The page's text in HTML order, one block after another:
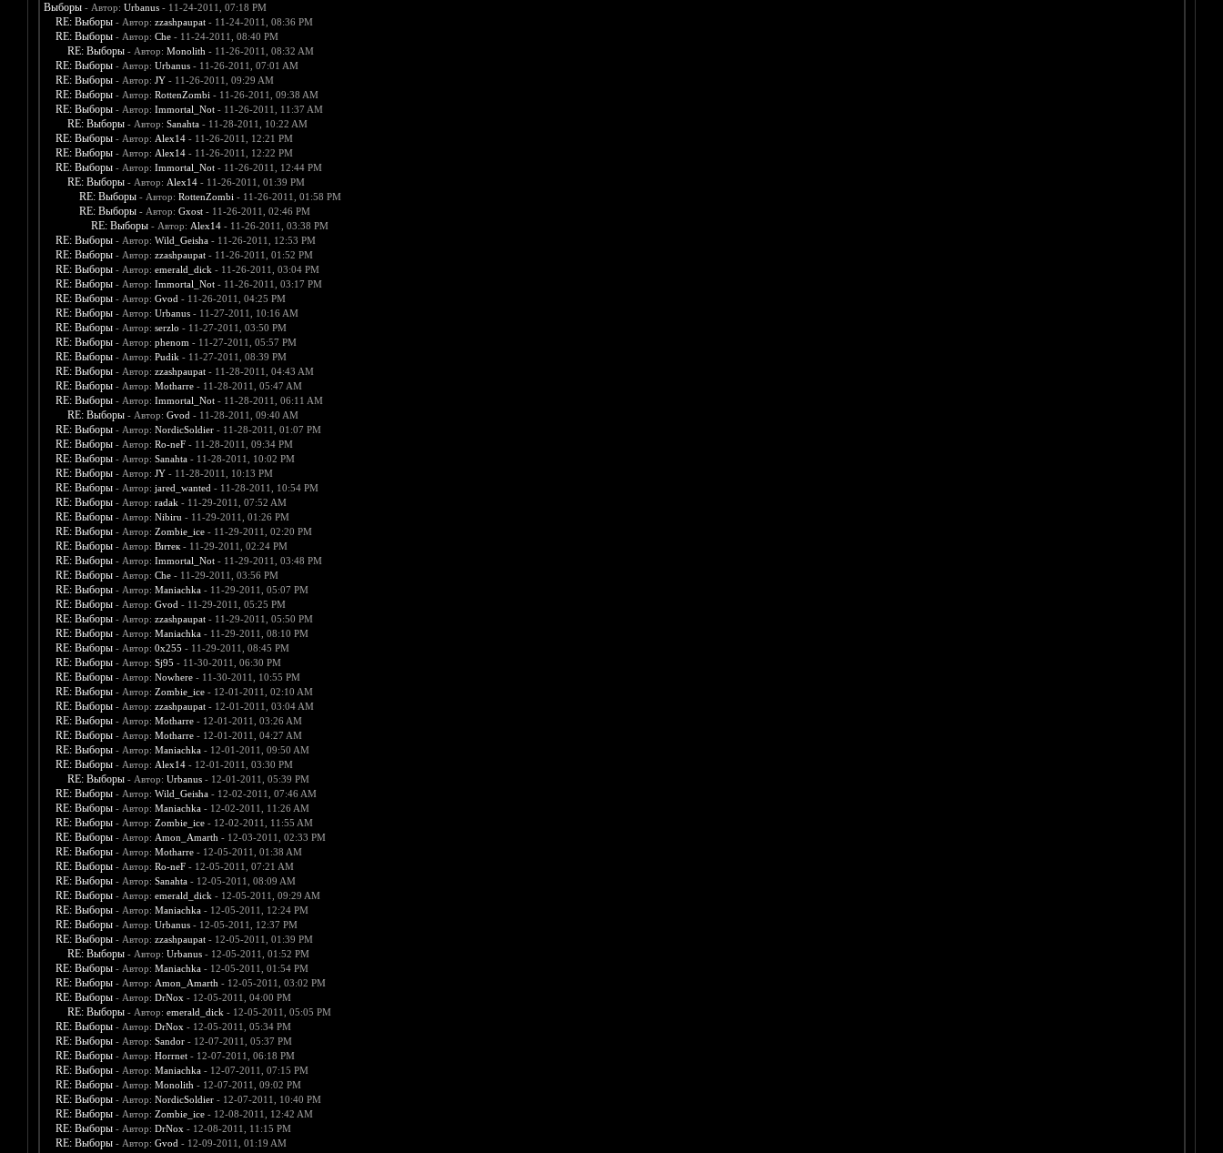
Выборы - Автор: Urbanus- 11-24-2011, 07:18 PM
RE: Выборы - Автор: zzashpaupat- 11-24-2011, 08:36 PM
RE: Выборы - Автор: Che- 11-24-2011, 08:40 PM
RE: Выборы - Автор: Monolith - 11-26-2011, 08:32 AM
RE: Выборы - Автор: Urbanus- 11-26-2011, 07:01 AM
RE: Выборы - Автор: JY- 11-26-2011, 09:29 AM
RE: Выборы - Автор: RottenZombi - 11-26-2011, 09:38 AM
RE: Выборы - Автор: Immortal_Not- 11-26-2011, 11:37 AM
RE: Выборы - Автор: Sanahta- 11-28-2011, 10:22 AM
RE: Выборы - Автор: Alex14- 11-26-2011, 12:21 PM
RE: Выборы - Автор: Alex14- 11-26-2011, 12:22 PM
RE: Выборы - Автор: Immortal_Not- 11-26-2011, 12:44 PM
RE: Выборы - Автор: Alex14- 11-26-2011, 01:39 PM
RE: Выборы - Автор: RottenZombi - 11-26-2011, 01:58 PM
RE: Выборы - Автор: Gxost- 11-26-2011, 02:46 PM
RE: Выборы - Автор: Alex14- 11-26-2011, 03:38 PM
RE: Выборы - Автор: Wild_Geisha- 11-26-2011, 12:53 PM
RE: Выборы - Автор: zzashpaupat- 11-26-2011, 01:52 PM
RE: Выборы - Автор: emerald_dick - 11-26-2011, 03:04 PM
RE: Выборы - Автор: Immortal_Not- 11-26-2011, 03:17 PM
RE: Выборы - Автор: Gvod - 11-26-2011, 04:25 PM
RE: Выборы - Автор: Urbanus- 11-27-2011, 10:16 AM
RE: Выборы - Автор: serzlo - 11-27-2011, 03:50 PM
RE: Выборы - Автор: phenom - 11-27-2011, 05:57 PM
RE: Выборы - Автор: Pudik - 11-27-2011, 08:39 PM
RE: Выборы - Автор: zzashpaupat- 11-28-2011, 04:43 AM
RE: Выборы - Автор: Motharre- 11-28-2011, 05:47 AM
RE: Выборы - Автор: Immortal_Not- 11-28-2011, 06:11 AM
RE: Выборы - Автор: Gvod - 11-28-2011, 09:40 AM
RE: Выборы - Автор: NordicSoldier- 11-28-2011, 01:07 PM
RE: Выборы - Автор: Ro-neF- 11-28-2011, 09:34 PM
RE: Выборы - Автор: Sanahta- 11-28-2011, 10:02 PM
RE: Выборы - Автор: JY- 11-28-2011, 10:13 PM
RE: Выборы - Автор: jared_wanted - 11-28-2011, 10:54 PM
RE: Выборы - Автор: radak - 11-29-2011, 07:52 AM
RE: Выборы - Автор: Nibiru - 11-29-2011, 01:26 PM
RE: Выборы - Автор: Zombie_ice- 11-29-2011, 02:20 PM
RE: Выборы - Автор: Витек- 11-29-2011, 02:24 PM
RE: Выборы - Автор: Immortal_Not- 11-29-2011, 03:48 PM
RE: Выборы - Автор: Che- 11-29-2011, 03:56 PM
RE: Выборы - Автор: Maniachka- 11-29-2011, 05:07 PM
RE: Выборы - Автор: Gvod - 11-29-2011, 05:25 PM
RE: Выборы - Автор: zzashpaupat- 11-29-2011, 05:50 PM
RE: Выборы - Автор: Maniachka- 11-29-2011, 08:10 PM
RE: Выборы - Автор: 0х255 - 11-29-2011, 08:45 PM
RE: Выборы - Автор: Sj95 - 11-30-2011, 06:30 PM
RE: Выборы - Автор: Nowhere- 11-30-2011, 10:55 PM
RE: Выборы - Автор: Zombie_ice- 12-01-2011, 02:10 AM
RE: Выборы - Автор: zzashpaupat- 12-01-2011, 03:04 AM
RE: Выборы - Автор: Motharre- 12-01-2011, 03:26 AM
RE: Выборы - Автор: Motharre- 12-01-2011, 04:27 AM
RE: Выборы - Автор: Maniachka- 12-01-2011, 09:50 AM
RE: Выборы - Автор: Alex14- 12-01-2011, 03:30 PM
RE: Выборы - Автор: Urbanus- 12-01-2011, 05:39 PM
RE: Выборы - Автор: Wild_Geisha- 12-02-2011, 07:46 AM
RE: Выборы - Автор: Maniachka- 12-02-2011, 11:26 AM
RE: Выборы - Автор: Zombie_ice- 12-02-2011, 11:55 AM
RE: Выборы - Автор: Amon_Amarth - 12-03-2011, 02:33 PM
RE: Выборы - Автор: Motharre- 12-05-2011, 01:38 AM
RE: Выборы - Автор: Ro-neF- 12-05-2011, 07:21 AM
RE: Выборы - Автор: Sanahta- 12-05-2011, 08:09 AM
RE: Выборы - Автор: emerald_dick - 12-05-2011, 09:29 AM
RE: Выборы - Автор: Maniachka- 12-05-2011, 12:24 PM
RE: Выборы - Автор: Urbanus- 12-05-2011, 12:37 PM
RE: Выборы - Автор: zzashpaupat- 12-05-2011, 01:39 PM
RE: Выборы - Автор: Urbanus- 12-05-2011, 01:52 PM
RE: Выборы - Автор: Maniachka- 12-05-2011, 01:54 PM
RE: Выборы - Автор: Amon_Amarth - 12-05-2011, 03:02 PM
RE: Выборы - Автор: DrNox - 12-05-2011, 04:00 PM
RE: Выборы - Автор: emerald_dick - 12-05-2011, 05:05 PM
RE: Выборы - Автор: DrNox - 12-05-2011, 05:34 PM
RE: Выборы - Автор: Sandor- 12-07-2011, 05:37 PM
RE: Выборы - Автор: Horrnet- 12-07-2011, 06:18 PM
RE: Выборы - Автор: Maniachka- 12-07-2011, 07:15 PM
RE: Выборы - Автор: Monolith - 12-07-2011, 09:02 PM
RE: Выборы - Автор: NordicSoldier- 12-07-2011, 10:40 PM
RE: Выборы - Автор: Zombie_ice- 12-08-2011, 12:42 AM
RE: Выборы - Автор: DrNox - 12-08-2011, 11:15 PM
RE: Выборы - Автор: Gvod - 12-09-2011, 01:19 AM